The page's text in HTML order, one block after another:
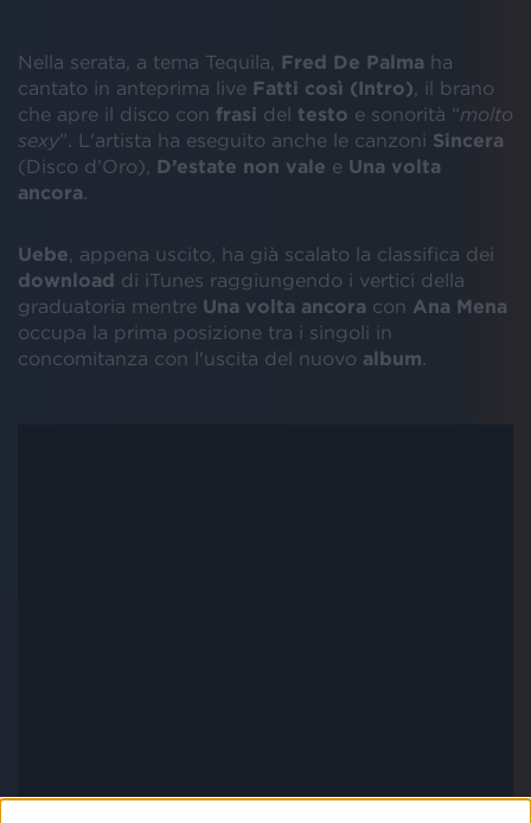
Nella serata, a tema Tequila, Fred De Palma ha
cantato in anteprima live Fatti così (Intro) , il brano
che apre il disco con frasi del testo e sonorità “molto
sexy”. L'artista ha eseguito anche le canzoni Sincera
(Disco d’Oro), D’estate non vale e Una volta
ancora
Uebe , appena uscito, ha già scalato la classifica dei
download di iTunes raggiungendo i vertici della
graduatoria mentre Una volta ancora con Ana Mena
occupa la prima posizione tra i singoli in
concomitanza con l'uscita del nuovo album